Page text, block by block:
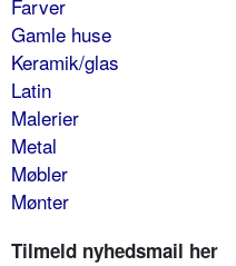
Farver
Gamle huse
Keramik/glas
Latin
Malerier
Metal
Møbler
Mønter
Tilmeld nyhedsmail her